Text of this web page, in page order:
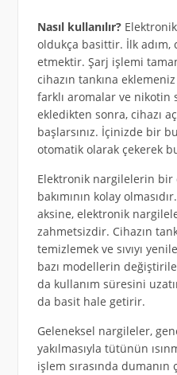
Nasıl kullanılır?
oldukça basittir. İlk adım,
etmektir. Şarj işlemi
cihazın tankına
farklı aromalar ve nikotin
ekledikten sonra, cihazı
başlarsınız. İçinizde bir
otomatik olarak çekerek
Elektronik nargilelerin bir
bakımının kolay
aksine, elektronik
zahmetsizdir. Cihazın
temizlemek ve sıvıyı
bazı modellerin
da kullanım süresini
da basit hale getirir.
Geleneksel nargileler,
yakılmasıyla tütünün
işlem sırasında